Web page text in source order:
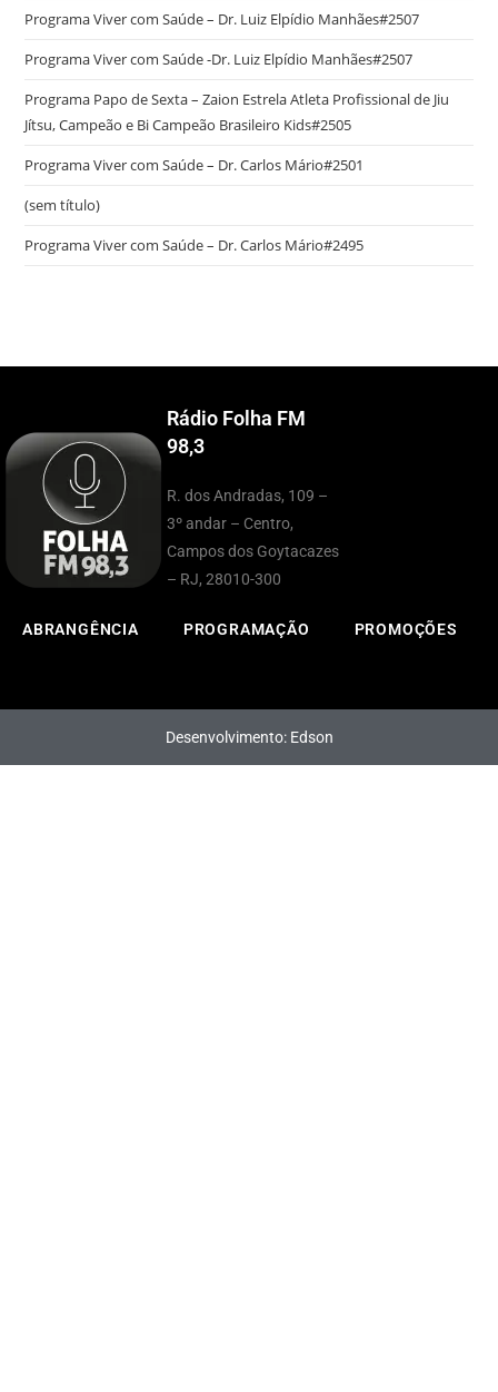
Programa Viver com Saúde – Dr. Luiz Elpídio Manhães#2507
Programa Viver com Saúde -Dr. Luiz Elpídio Manhães#2507
Programa Papo de Sexta – Zaion Estrela Atleta Profissional de Jiu
Jítsu, Campeão e Bi Campeão Brasileiro Kids#2505
Programa Viver com Saúde – Dr. Carlos Mário#2501
(sem título)
Programa Viver com Saúde – Dr. Carlos Mário#2495
Rádio Folha FM
98,3
R. dos Andradas, 109 –
3º andar – Centro,
Campos dos Goytacazes
– RJ, 28010-300
ABRANGÊNCIA PROGRAMAÇÃO PROMOÇÕES
Desenvolvimento: Edson